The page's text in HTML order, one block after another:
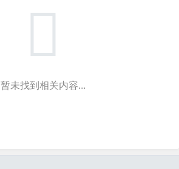
暂未找到相关内容...